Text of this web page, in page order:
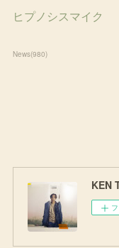
ヒプノシスマイク
News(980)
KEN